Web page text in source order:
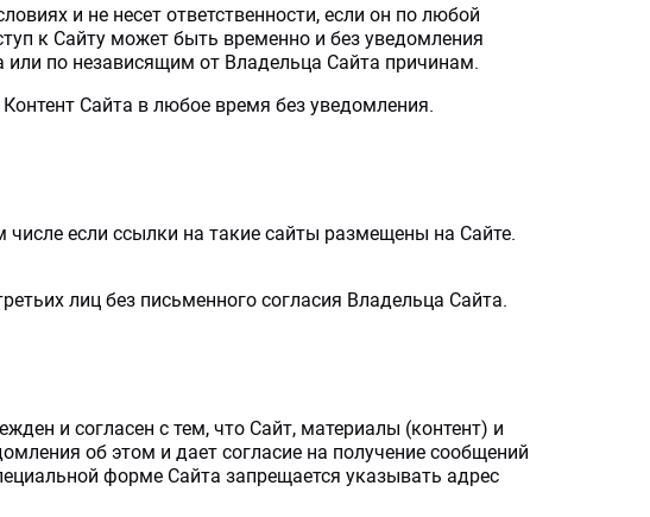
и не несет ответственности, если он по любой
к Сайту может быть временно и без уведомления
или по независящим от Владельца Сайта причинам.
Сайта в любое время без уведомления.
числе если ссылки на такие сайты размещены на Сайте.
лиц без письменного согласия Владельца Сайта.
и согласен с тем, что Сайт, материалы (контент) и
об этом и дает согласие на получение сообщений
форме Сайта запрещается указывать адрес